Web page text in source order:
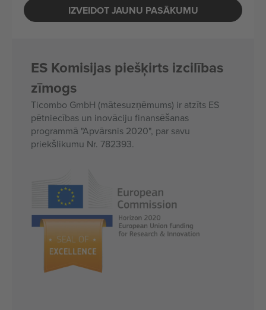
IZVEIDOT JAUNU PASĀKUMU
ES Komisijas piešķirts izcilības
zīmogs
Ticombo GmbH (mātesuzņēmums) ir atzīts ES
pētniecības un inovāciju finansēšanas
programmā "Apvārsnis 2020", par savu
priekšlikumu Nr. 782393.